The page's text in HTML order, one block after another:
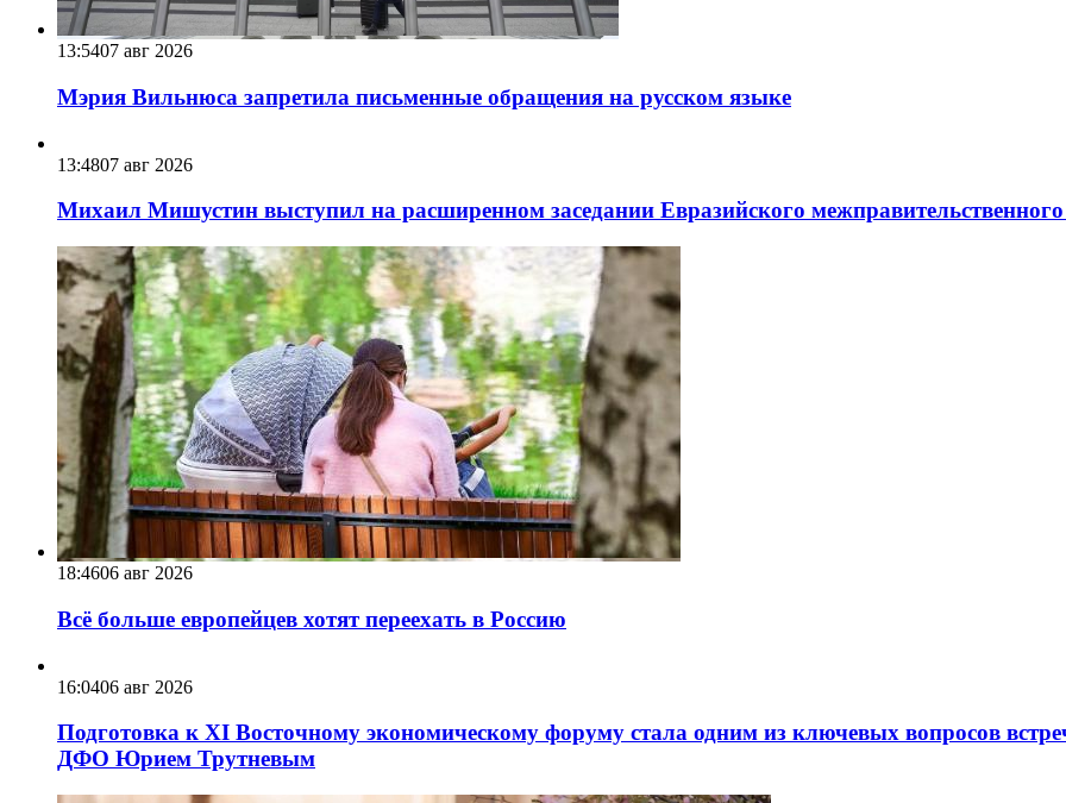
13:5407 авг 2026
Мэрия Вильнюса запретила письменные обращения на русском языке
13:4807 авг 2026
Михаил Мишустин выступил на расширенном заседании Евразийского
18:4606 авг 2026
Всё больше европейцев хотят переехать в Россию
16:0406 авг 2026
Подготовка к XI Восточному экономическому форуму стала одним из ключевых вопросов
ДФО Юрием Трутневым